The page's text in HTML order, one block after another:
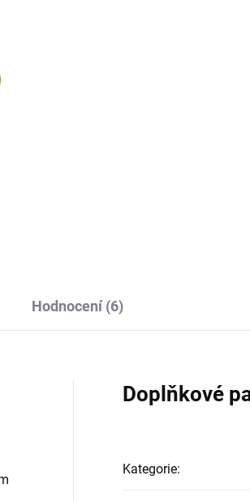
Hodnocení (6)
Doplňkové
Kategorie: